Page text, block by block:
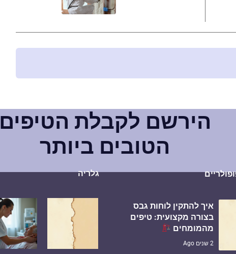
הירשם לקבלת הטיפים
הטובים ביותר
איך להתקין לוחות גבס
בצורה מקצועית: טיפים
מהמומחים
2 שנים Ago
גלריה